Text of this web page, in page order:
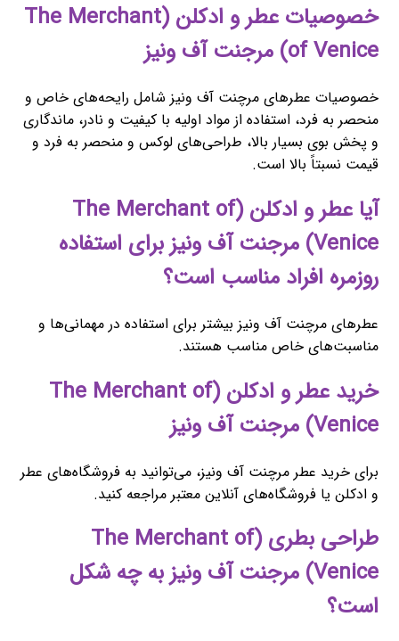
خصوصیات عطر و ادکلن (The Merchant
of Venice) مرجنت آف ونیز
خصوصیات عطرهای مرچنت آف ونیز شامل رایحه‌های خاص و
منحصر به فرد، استفاده از مواد اولیه با کیفیت و نادر، ماندگاری
و پخش بوی بسیار بالا، طراحی‌های لوکس و منحصر به فرد و
قیمت نسبتاً بالا است.
آیا عطر و ادکلن (The Merchant of
Venice) مرجنت آف ونیز برای استفاده
روزمره افراد مناسب است؟
عطرهای مرچنت آف ونیز بیشتر برای استفاده در مهمانی‌ها و
مناسبت‌های خاص مناسب هستند.
خرید عطر و ادکلن (The Merchant of
Venice) مرجنت آف ونیز
برای خرید عطر مرچنت آف ونیز، می‌توانید به فروشگاه‌های عطر
و ادکلن یا فروشگاه‌های آنلاین معتبر مراجعه کنید.
طراحی بطری (The Merchant of
Venice) مرجنت آف ونیز به چه شکل
است؟